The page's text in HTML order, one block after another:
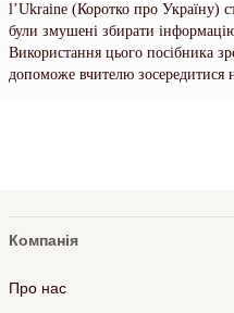
l’Ukraine (Коротко про Україну)
були змушені збирати
Використання цього посібника
допоможе вчителю зосередитися
Компанія
Про нас